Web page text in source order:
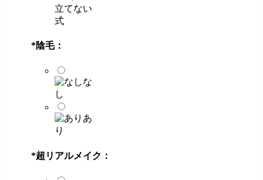
立てない
式
*陰毛：
な
し
あ
り
*超リアルメイク：